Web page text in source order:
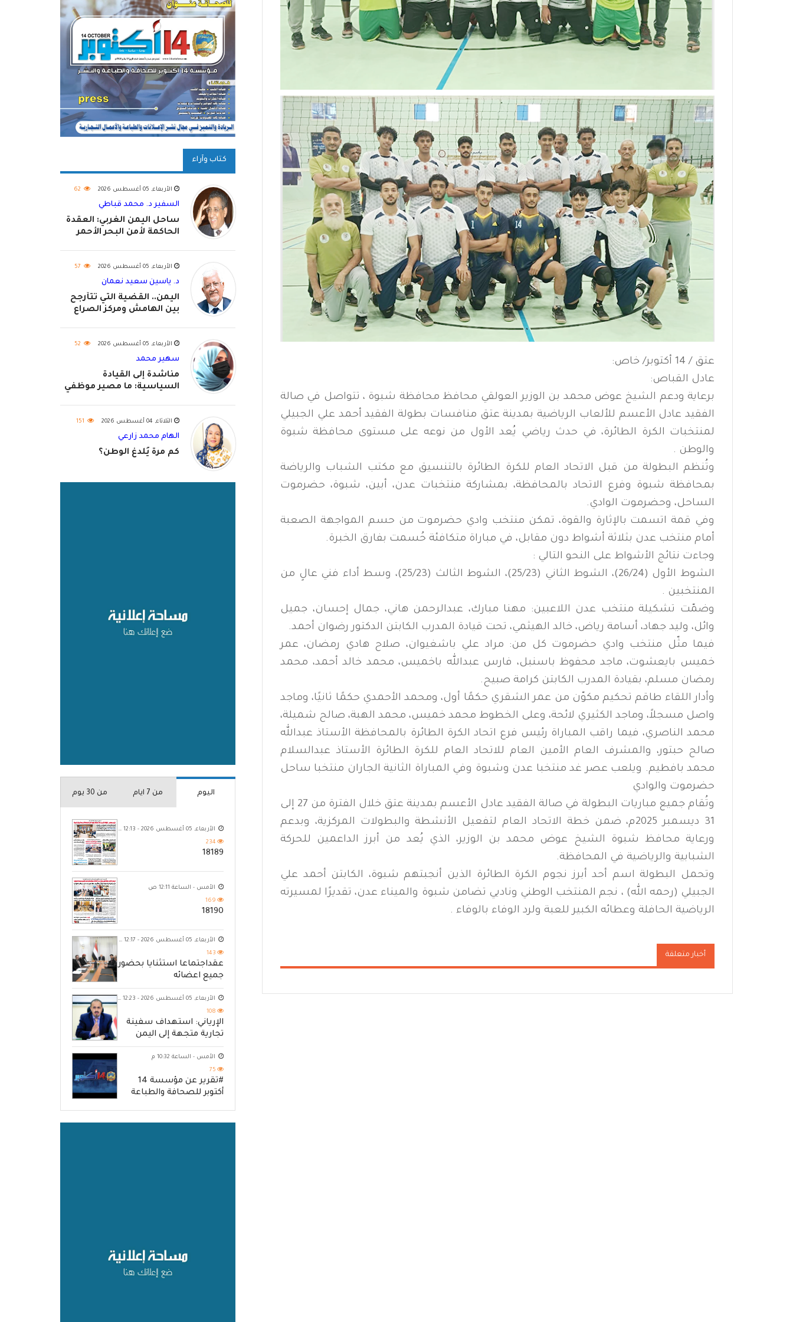
عتق / 14 أكتوبر/ خاص:
عادل القباص:
برعاية ودعم الشيخ عوض محمد بن الوزير العولقي محافظ محافظة شبوة ، تتواصل في صالة
الفقيد عادل الأعسم للألعاب الرياضية بمدينة عتق منافسات بطولة الفقيد أحمد علي الجبيلي
لمنتخبات الكرة الطائرة، في حدث رياضي يُعد الأول من نوعه على مستوى محافظة شبوة
والوطن .
وتُنظم البطولة من قبل الاتحاد العام للكرة الطائرة بالتنسيق مع مكتب الشباب والرياضة
بمحافظة شبوة وفرع الاتحاد بالمحافظة، بمشاركة منتخبات عدن، أبين، شبوة، حضرموت
الساحل، وحضرموت الوادي.
وفي قمة اتسمت بالإثارة والقوة، تمكن منتخب وادي حضرموت من حسم المواجهة الصعبة
أمام منتخب عدن بثلاثة أشواط دون مقابل، في مباراة متكافئة حُسمت بفارق الخبرة.
وجاءت نتائج الأشواط على النحو التالي :
الشوط الأول (26/24)، الشوط الثاني (25/23)، الشوط الثالث (25/23)، وسط أداء فني عالٍ من
المنتخبين .
وضمّت تشكيلة منتخب عدن اللاعبين: مهنا مبارك، عبدالرحمن هاني، جمال إحسان، جميل
وائل، وليد جهاد، أسامة رياض، خالد الهيثمي، تحت قيادة المدرب الكابتن الدكتور رضوان أحمد.
فيما مثّل منتخب وادي حضرموت كل من: مراد علي باشغيوان، صلاح هادي رمضان، عمر
خميس بايعشوت، ماجد محفوظ باسنبل، فارس عبدالله باخميس، محمد خالد أحمد، محمد
رمضان مسلم، بقيادة المدرب الكابتن كرامة صبيح.
وأدار اللقاء طاقم تحكيم مكوّن من عمر الشقري حكمًا أول، ومحمد الأحمدي حكمًا ثانيًا، وماجد
واصل مسجلاً، وماجد الكثيري لائحة، وعلى الخطوط محمد خميس، محمد الهبة، صالح شميلة،
محمد الناصري، فيما راقب المباراة رئيس فرع اتحاد الكرة الطائرة بالمحافظة الأستاذ عبدالله
صالح حبتور، والمشرف العام الأمين العام للاتحاد العام للكرة الطائرة الأستاذ عبدالسلام
محمد بافطيم. ويلعب عصر غد منتخبا عدن وشبوة وفي المباراة الثانية الجاران منتخبا ساحل
حضرموت والوادي
وتُقام جميع مباريات البطولة في صالة الفقيد عادل الأعسم بمدينة عتق خلال الفترة من 27 إلى
31 ديسمبر 2025م، ضمن خطة الاتحاد العام لتفعيل الأنشطة والبطولات المركزية، وبدعم
ورعاية محافظ شبوة الشيخ عوض محمد بن الوزير، الذي يُعد من أبرز الداعمين للحركة
الشبابية والرياضية في المحافظة.
وتحمل البطولة اسم أحد أبرز نجوم الكرة الطائرة الذين أنجبتهم شبوة، الكابتن أحمد علي
الجبيلي (رحمه الله) ، نجم المنتخب الوطني وناديي تضامن شبوة والميناء عدن، تقديرًا لمسيرته
الرياضية الحافلة وعطائه الكبير للعبة ولرد الوفاء بالوفاء .
أخبار متعلقة
كتاب وآراء
الأربعاء, 05 أغسطس 2026 62
السفير د. محمد قباطي
ساحل اليمن الغربي: العقدة
الحاكمة لأمن البحر الأحمر
الأربعاء, 05 أغسطس 2026 57
د. ياسين سعيد نعمان
اليمن.. القضية التي تتأرجح
بين الهامش ومركز الصراع
الأربعاء, 05 أغسطس 2026 52
سهير محمد
مناشدة إلى القيادة
السياسية: ما مصير موظفي
الثلاثاء, 04 أغسطس 2026 151
الهام محمد زارعي
كم مرة يُلدغ الوطن؟
اليوم من 7 ايام من 30 يوم
الأربعاء, 05 أغسطس 2026 - 12:13 ص
234
18189
الأمس - الساعة 12:11 ص
169
18190
الأربعاء, 05 أغسطس 2026 - 12:17 ص
143
عقداجتماعا استثنايا بحضور
جميع اعضائه
الأربعاء, 05 أغسطس 2026 - 12:23 ص
108
الإرياني: استهداف سفينة
تجارية متجهة إلى اليمن
يكشف حصار الحوثي للشعب
الأمس - الساعة 10:32 م
75
#تقرير عن مؤسسة 14
أكتوبر للصحافة والطباعة